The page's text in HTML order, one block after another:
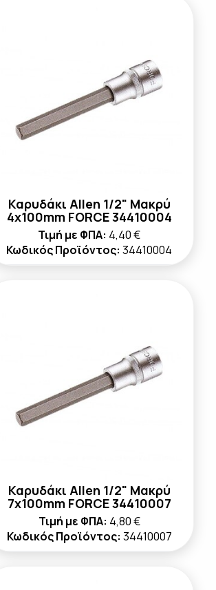
Καρυδάκι Allen 1/2" Μακρύ
4x100mm FORCE 34410004
Τιμή με ΦΠΑ: 4,40 €
Κωδικός Προϊόντος: 34410004
Καρυδάκι Allen 1/2" Μακρύ
7x100mm FORCE 34410007
Τιμή με ΦΠΑ: 4,80 €
Κωδικός Προϊόντος: 34410007